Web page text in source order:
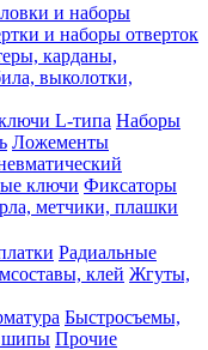
и наборы
и наборы отверток
карданы,
выколотки,
L-типа Наборы
Ложементы
ключи Фиксаторы
метчики, плашки
Радиальные
клей Жгуты,
Быстросъемы,
шипы Прочие